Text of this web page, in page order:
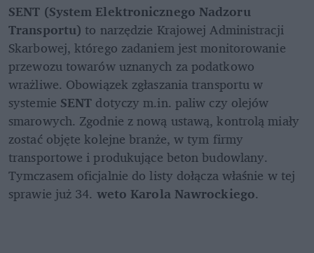
SENT (System Elektronicznego Nadzoru
Transportu) to narzędzie Krajowej Administracji
Skarbowej, którego zadaniem jest monitorowanie
przewozu towarów uznanych za podatkowo
wrażliwe. Obowiązek zgłaszania transportu w
systemie SENT dotyczy m.in. paliw czy olejów
smarowych. Zgodnie z nową ustawą, kontrolą miały
zostać objęte kolejne branże, w tym firmy
transportowe i produkujące beton budowlany.
Tymczasem oficjalnie do listy dołącza właśnie w tej
sprawie już 34. weto Karola Nawrockiego.